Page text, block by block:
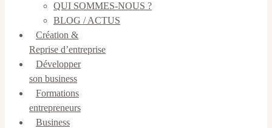
QUI SOMMES-NOUS ?
BLOG / ACTUS
Création &
Reprise d’entreprise
Développer
son business
Formations
entrepreneurs
Business